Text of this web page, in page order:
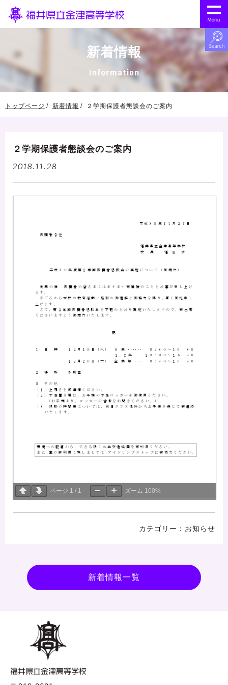
新着情報
Information
トップページ 新着情報 ２学期保護者懇談会のご案内
２学期保護者懇談会のご案内
2018.11.28
ページ 1 / 1 ズーム 100%
お知らせ
新着情報一覧